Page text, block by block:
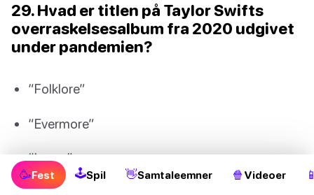
29. Hvad er titlen på Taylor Swifts
overraskelsesalbum fra 2020 udgivet
under pandemien?
“Folklore”
“Evermore”
“Lover”
🥳Fest 🕹Spil 👋Samtaleemner 🍿 Videoer